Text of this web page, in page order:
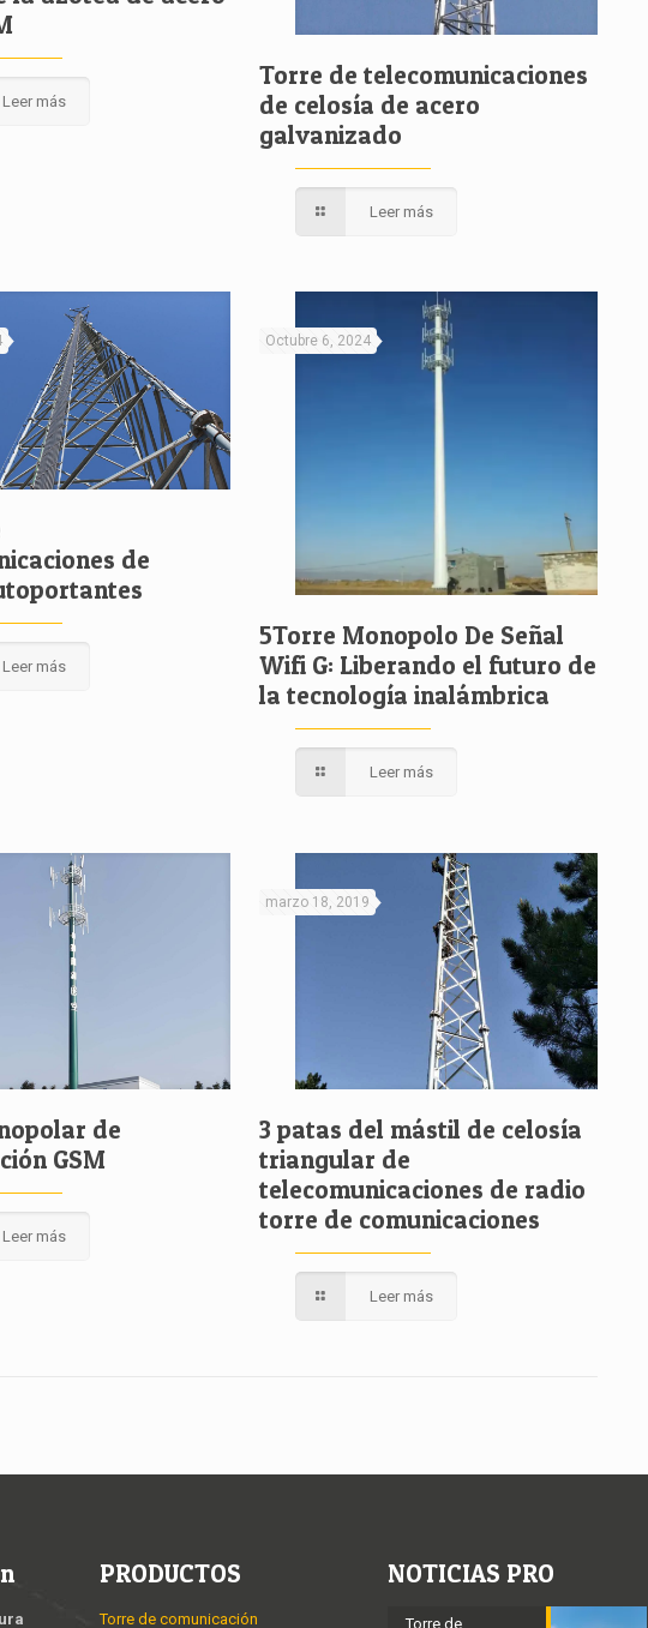
Leer más
Torre de telecomunicaciones
de celosía de acero
galvanizado
Leer más
de
Leer más
Octubre 6, 2024
5Torre Monopolo De Señal
Wifi G: Liberando el futuro de
la tecnología inalámbrica
Leer más
de
GSM
Leer más
marzo 18, 2019
3 patas del mástil de celosía
triangular de
telecomunicaciones de radio
torre de comunicaciones
Leer más
PRODUCTOS
Torre de comunicación
NOTICIAS PRO
Torre de